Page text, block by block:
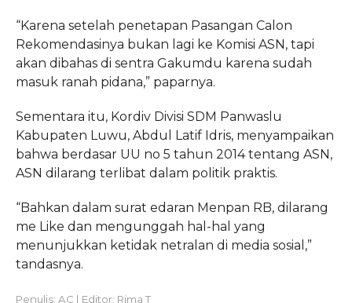
“Karena setelah penetapan Pasangan Calon
Rekomendasinya bukan lagi ke Komisi ASN, tapi
akan dibahas di sentra Gakumdu karena sudah
masuk ranah pidana,” paparnya.
Sementara itu, Kordiv Divisi SDM Panwaslu
Kabupaten Luwu, Abdul Latif Idris, menyampaikan
bahwa berdasar UU no 5 tahun 2014 tentang ASN,
ASN dilarang terlibat dalam politik praktis.
“Bahkan dalam surat edaran Menpan RB, dilarang
me Like dan mengunggah hal-hal yang
menunjukkan ketidak netralan di media sosial,”
tandasnya.
Penulis: AC | Editor: Rima T